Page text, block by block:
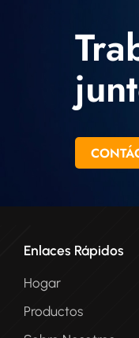
Enlaces Rápidos
Hogar
Productos